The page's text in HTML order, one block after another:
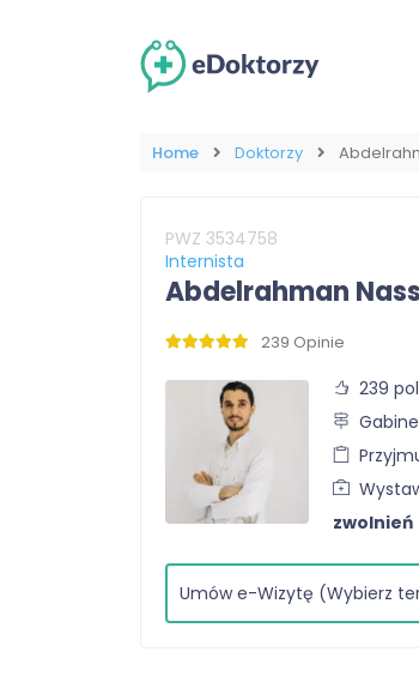
Home Doktorzy
PWZ 3534758
Internista
Abdelrahman
239 Opinie
239
zwolnień
Umów e-Wizytę (Wybierz